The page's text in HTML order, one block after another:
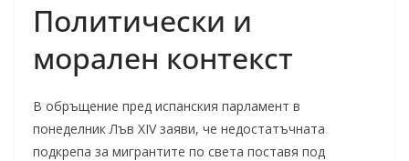
Политически и
морален контекст
В обръщение пред испанския парламент в
понеделник Лъв XIV заяви, че недостатъчната
подкрепа за мигрантите по света поставя под